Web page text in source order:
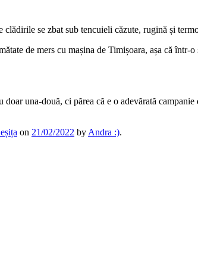
se zbat sub tencuieli căzute, rugină și
de mers cu mașina de Timișoara, așa că într-
una-două, ci părea că e o adevărată campanie
on 21/02/2022 by Andra :).